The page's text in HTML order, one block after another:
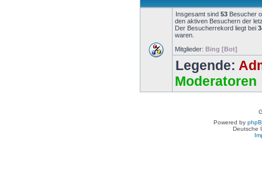
Insgesamt sind 53 Besucher
den aktiven Besuchern der
Der Besucherrekord liegt bei
waren.
Mitglieder: Bing [Bot]
Legende:
Moderatoren
Powered by
Deutsche